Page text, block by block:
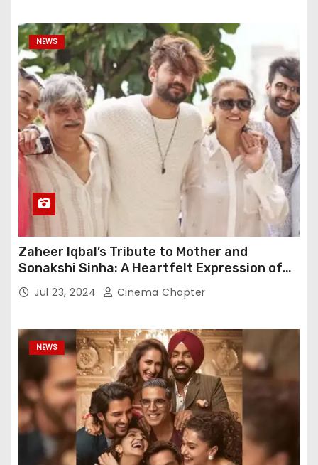
NEWS
Zaheer Iqbal’s Tribute to Mother and
Sonakshi Sinha: A Heartfelt Expression of
Gratitude
Jul 23, 2024 Cinema Chapter
NEWS